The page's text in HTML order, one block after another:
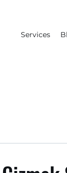
Services